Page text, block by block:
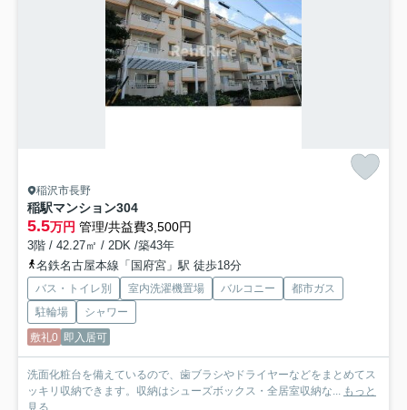
稲沢市長野
稲駅マンション304
5.5万円 管理/共益費3,500円
3階 / 42.27㎡ / 2DK /築43年
名鉄名古屋本線「国府宮」駅 徒歩18分
バス・トイレ別 室内洗濯機置場 バルコニー
都市ガス
駐輪場
シャワー
敷礼0 即入居可
洗面化粧台を備えているので、歯ブラシやドライヤーなどをまとめてス
ッキリ収納できます。収納はシューズボックス・全居室収納な... もっと
見る